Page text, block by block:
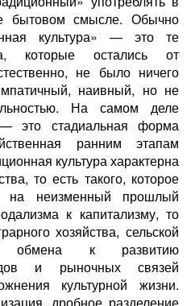
бытовом смысле. Обычно
культура» — это те
которые остались от
не было ничего
наивный, но не
На самом деле
— это стадиальная форма
ранним этапам
культура характерна
то есть такого, которое
на неизменный прошлый
к капитализму, то
хозяйства, сельской
обмена к развитию
и рыночных связей
культурной жизни.
дробное разделение